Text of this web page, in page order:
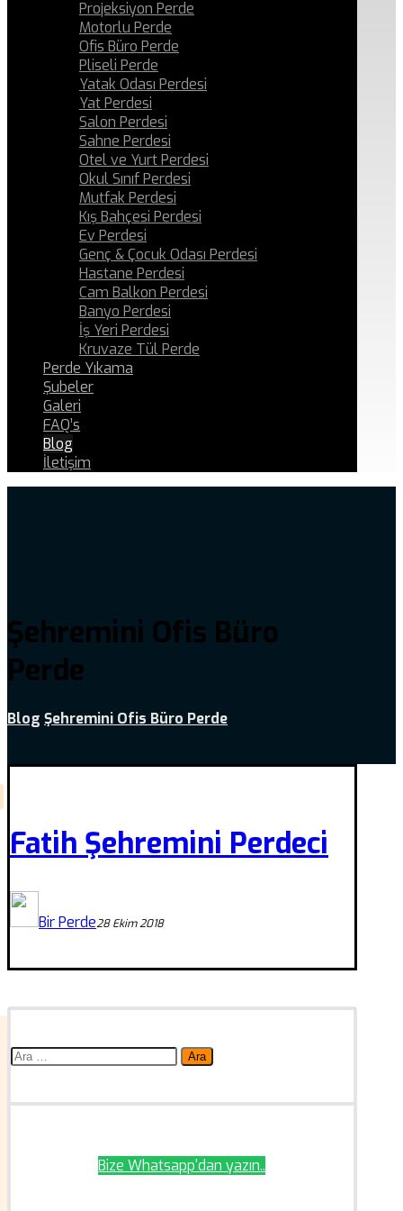
Projeksiyon Perde
Motorlu Perde
Ofis Büro Perde
Pliseli Perde
Yatak Odası Perdesi
Yat Perdesi
Salon Perdesi
Sahne Perdesi
Otel ve Yurt Perdesi
Okul Sınıf Perdesi
Mutfak Perdesi
Kış Bahçesi Perdesi
Ev Perdesi
Genç & Çocuk Odası Perdesi
Hastane Perdesi
Cam Balkon Perdesi
Banyo Perdesi
İş Yeri Perdesi
Kruvaze Tül Perde
Perde Yıkama
Şubeler
Galeri
FAQ’s
Blog
İletişim
Şehremini Ofis Büro
Perde
Blog Şehremini Ofis Büro Perde
Fatih Şehremini Perdeci
Bir Perde28 Ekim 2018
Arama:
Bize Whatsapp'dan yazın..